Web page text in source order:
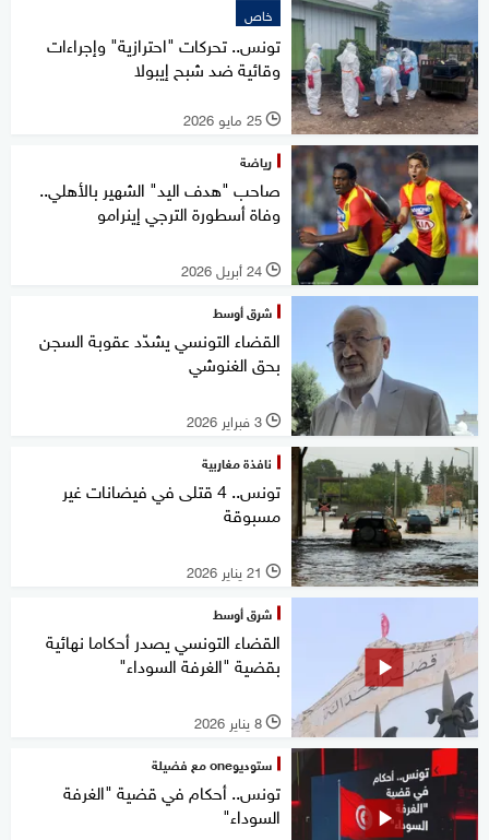
خاص
تونس.. تحركات "احترازية" وإجراءات
وقائية ضد شبح إيبولا
l 25 مايو 2026
رياضة
صاحب "هدف اليد" الشهير بالأهلي..
وفاة أسطورة الترجي إينرامو
l 24 أبريل 2026
شرق أوسط
القضاء التونسي يشدّد عقوبة السجن
بحق الغنوشي
l 3 فبراير 2026
نافذة مغاربية
تونس.. 4 قتلى في فيضانات غير
مسبوقة
l 21 يناير 2026
شرق أوسط
القضاء التونسي يصدر أحكاما نهائية
بقضية "الغرفة السوداء"
l 8 يناير 2026
ستوديوone مع فضيلة
تونس.. أحكام في قضية "الغرفة
السوداء"